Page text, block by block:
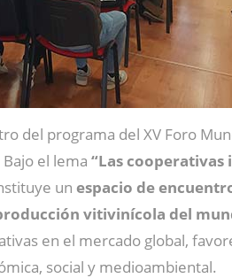
del programa del XV Foro
el lema “Las cooperativas
un espacio de
vitivinícola del
en el mercado global,
social y medioambiental.